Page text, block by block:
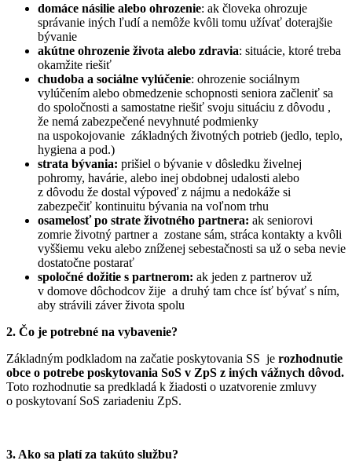
domáce násilie alebo ohrozenie: ak človeka ohrozuje
správanie iných ľudí a nemôže kvôli tomu užívať doterajšie
bývanie
akútne ohrozenie života alebo zdravia: situácie, ktoré treba
okamžite riešiť
chudoba a sociálne vylúčenie: ohrozenie sociálnym
vylúčením alebo obmedzenie schopnosti seniora začleniť sa
do spoločnosti a samostatne riešiť svoju situáciu z dôvodu ,
že nemá zabezpečené nevyhnuté podmienky
na uspokojovanie základných životných potrieb (jedlo, teplo,
hygiena a pod.)
strata bývania: prišiel o bývanie v dôsledku živelnej
pohromy, havárie, alebo inej obdobnej udalosti alebo
z dôvodu že dostal výpoveď z nájmu a nedokáže si
zabezpečiť kontinuitu bývania na voľnom trhu
osamelosť po strate životného partnera: ak seniorovi
zomrie životný partner a zostane sám, stráca kontakty a kvôli
vyššiemu veku alebo zníženej sebestačnosti sa už o seba nevie
dostatočne postarať
spoločné dožitie s partnerom: ak jeden z partnerov už
v domove dôchodcov žije a druhý tam chce ísť bývať s ním,
aby strávili záver života spolu
2. Čo je potrebné na vybavenie?
Základným podkladom na začatie poskytovania SS je rozhodnutie
obce o potrebe poskytovania SoS v ZpS z iných vážnych dôvod.
Toto rozhodnutie sa predkladá k žiadosti o uzatvorenie zmluvy
o poskytovaní SoS zariadeniu ZpS.
3. Ako sa platí za takúto službu?